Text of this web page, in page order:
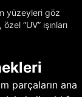
yüzeyleri göz
“UV” ışınları
parçaların ana